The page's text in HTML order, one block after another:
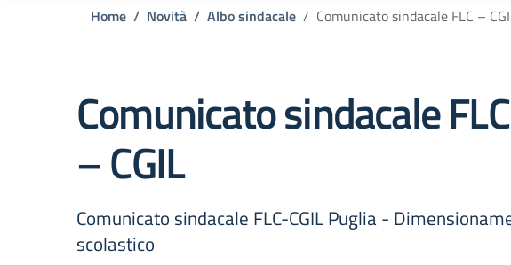
Home Novità Albo sindacale Comunicato sindacale FLC –
Comunicato sindacale FLC
– CGIL
Comunicato sindacale FLC-CGIL Puglia -
scolastico